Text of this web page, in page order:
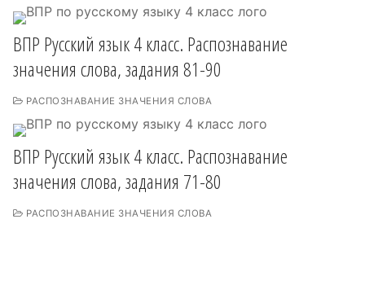
ВПР Русский язык 4 класс. Распознавание
значения слова, задания 81-90
РАСПОЗНАВАНИЕ ЗНАЧЕНИЯ СЛОВА
ВПР Русский язык 4 класс. Распознавание
значения слова, задания 71-80
РАСПОЗНАВАНИЕ ЗНАЧЕНИЯ СЛОВА